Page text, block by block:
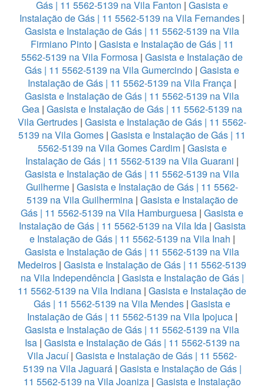
Gás | 11 5562-5139 na Vila Fanton | Gasista e
Instalação de Gás | 11 5562-5139 na Vila Fernandes |
Gasista e Instalação de Gás | 11 5562-5139 na Vila
Firmiano Pinto| Gasista e Instalação de Gás | 11
5562-5139 na Vila Formosa | Gasista e Instalação de
Gás | 11 5562-5139 na Vila Gumercindo | Gasista e
Instalação de Gás | 11 5562-5139 na Vila França |
Gasista e Instalação de Gás | 11 5562-5139 na Vila
Gea | Gasista e Instalação de Gás | 11 5562-5139 na
Vila Gertrudes | Gasista e Instalação de Gás | 11 5562-
5139 na Vila Gomes | Gasista e Instalação de Gás | 11
5562-5139 na Vila Gomes Cardim| Gasista e
Instalação de Gás | 11 5562-5139 na Vila Guarani |
Gasista e Instalação de Gás | 11 5562-5139 na Vila
Guilherme | Gasista e Instalação de Gás | 11 5562-
5139 na Vila Guilhermina| Gasista e Instalação de
Gás | 11 5562-5139 na Vila Hamburguesa | Gasista e
Instalação de Gás | 11 5562-5139 na Vila Ida| Gasista
e Instalação de Gás | 11 5562-5139 na Vila Inah |
Gasista e Instalação de Gás | 11 5562-5139 na Vila
Medeiros | Gasista e Instalação de Gás | 11 5562-5139
na Vila Independência| Gasista e Instalação de Gás |
11 5562-5139 na Vila Indiana | Gasista e Instalação de
Gás | 11 5562-5139 na Vila Mendes | Gasista e
Instalação de Gás | 11 5562-5139 na Vila Ipojuca|
Gasista e Instalação de Gás | 11 5562-5139 na Vila
Isa| Gasista e Instalação de Gás | 11 5562-5139 na
Vila Jacuí| Gasista e Instalação de Gás | 11 5562-
5139 na Vila Jaguará| Gasista e Instalação de Gás |
11 5562-5139 na Vila Joaniza| Gasista e Instalação